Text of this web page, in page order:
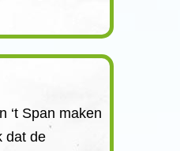
‘t Span maken
dat de